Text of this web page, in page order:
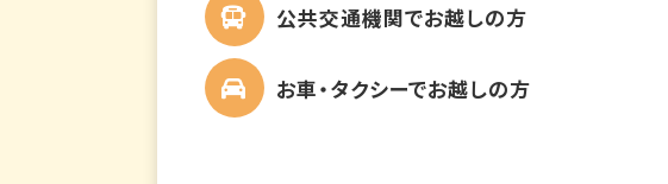
公共交通機関でお越しの方
お車・タクシーでお越しの方